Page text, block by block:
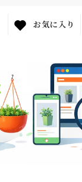
お気に入り